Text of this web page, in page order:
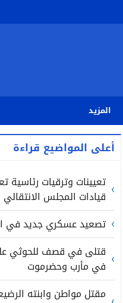
المزيد
أعلى المواضيع قراءة
تعيينات وترقيات رئاسية
قيادات المجلس الانتقالي
تصعيد عسكري جديد في
قتلى في قصف للحوثي
في مأرب وحضرموت
مقتل مواطن وابنته